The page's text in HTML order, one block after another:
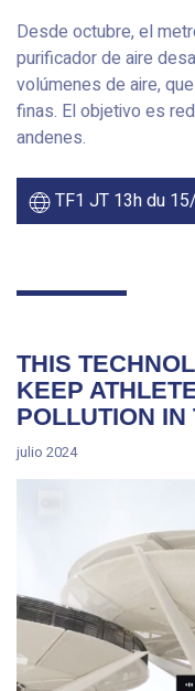
Desde octubre, el
purificador de aire
volúmenes de aire,
finas. El objetivo es
andenes.
TF1 JT 13h du
THIS
KEEP
POLLUTION
julio 2024